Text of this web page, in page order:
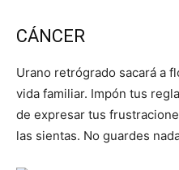
CÁNCER
Urano retrógrado sacará a
vida familiar. Impón tus
de expresar tus
las sientas. No guardes